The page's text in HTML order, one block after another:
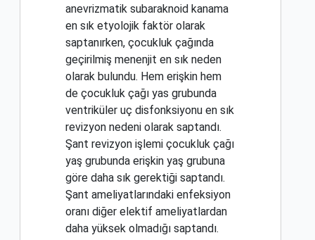
anevrizmatik subaraknoid kanama
en sık etyolojik faktör olarak
saptanırken, çocukluk çağında
geçirilmiş menenjit en sık neden
olarak bulundu. Hem erişkin hem
de çocukluk çağı yas grubunda
ventriküler uç disfonksiyonu en sık
revizyon nedeni olarak saptandı.
Şant revizyon işlemi çocukluk çağı
yaş grubunda erişkin yaş grubuna
göre daha sık gerektiği saptandı.
Şant ameliyatlarındaki enfeksiyon
oranı diğer elektif ameliyatlardan
daha yüksek olmadığı saptandı.